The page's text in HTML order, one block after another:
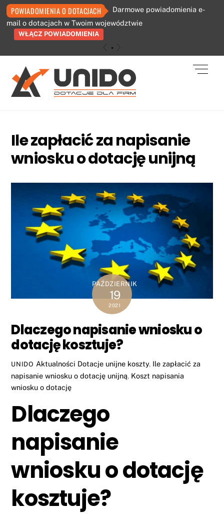
POWIADOMIENIA O DOTACJACH
Darmowe powiadomienia e-
mail o dotacjach w Twoim województwie
WŁĄCZ POWIADOMIENIA
content
Ile zapłacić za napisanie
wniosku o dotację unijną
PAŹDZIERNIK
19
2021
Dlaczego napisanie wniosku o
dotację kosztuje?
UNIDO Aktualności Dotacje unijne koszty, Ile zapłacić za
napisanie wniosku o dotację unijną, Koszt napisania
wniosku o dotację
Dlaczego
napisanie
wniosku o dotację
kosztuje?